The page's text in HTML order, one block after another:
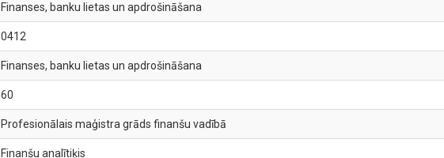
Finanses, banku lietas un apdrošināšana
0412
Finanses, banku lietas un apdrošināšana
60
Profesionālais maģistra grāds finanšu vadībā
Finanšu analītiķis